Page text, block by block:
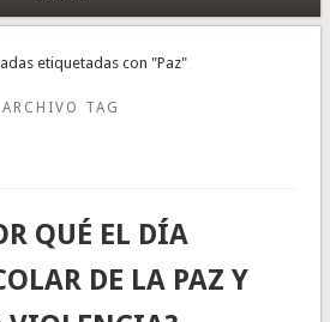
etiquetadas con "Paz"
TAG
QUÉ EL DÍA
DE LA PAZ Y